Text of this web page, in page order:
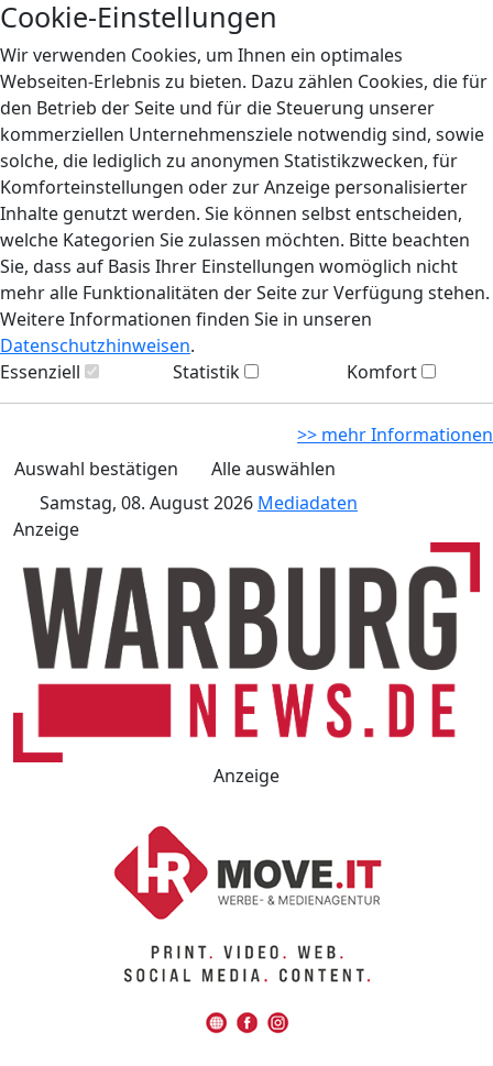
Cookie-Einstellungen
Wir verwenden Cookies, um Ihnen ein optimales
Webseiten-Erlebnis zu bieten. Dazu zählen Cookies, die für
den Betrieb der Seite und für die Steuerung unserer
kommerziellen Unternehmensziele notwendig sind, sowie
solche, die lediglich zu anonymen Statistikzwecken, für
Komforteinstellungen oder zur Anzeige personalisierter
Inhalte genutzt werden. Sie können selbst entscheiden,
welche Kategorien Sie zulassen möchten. Bitte beachten
Sie, dass auf Basis Ihrer Einstellungen womöglich nicht
mehr alle Funktionalitäten der Seite zur Verfügung stehen.
Weitere Informationen finden Sie in unseren
Datenschutzhinweisen.
Essenziell
Statistik Komfort
>> mehr Informationen
Auswahl bestätigen
Alle auswählen
Samstag, 08. August 2026 Mediadaten
Anzeige
Anzeige